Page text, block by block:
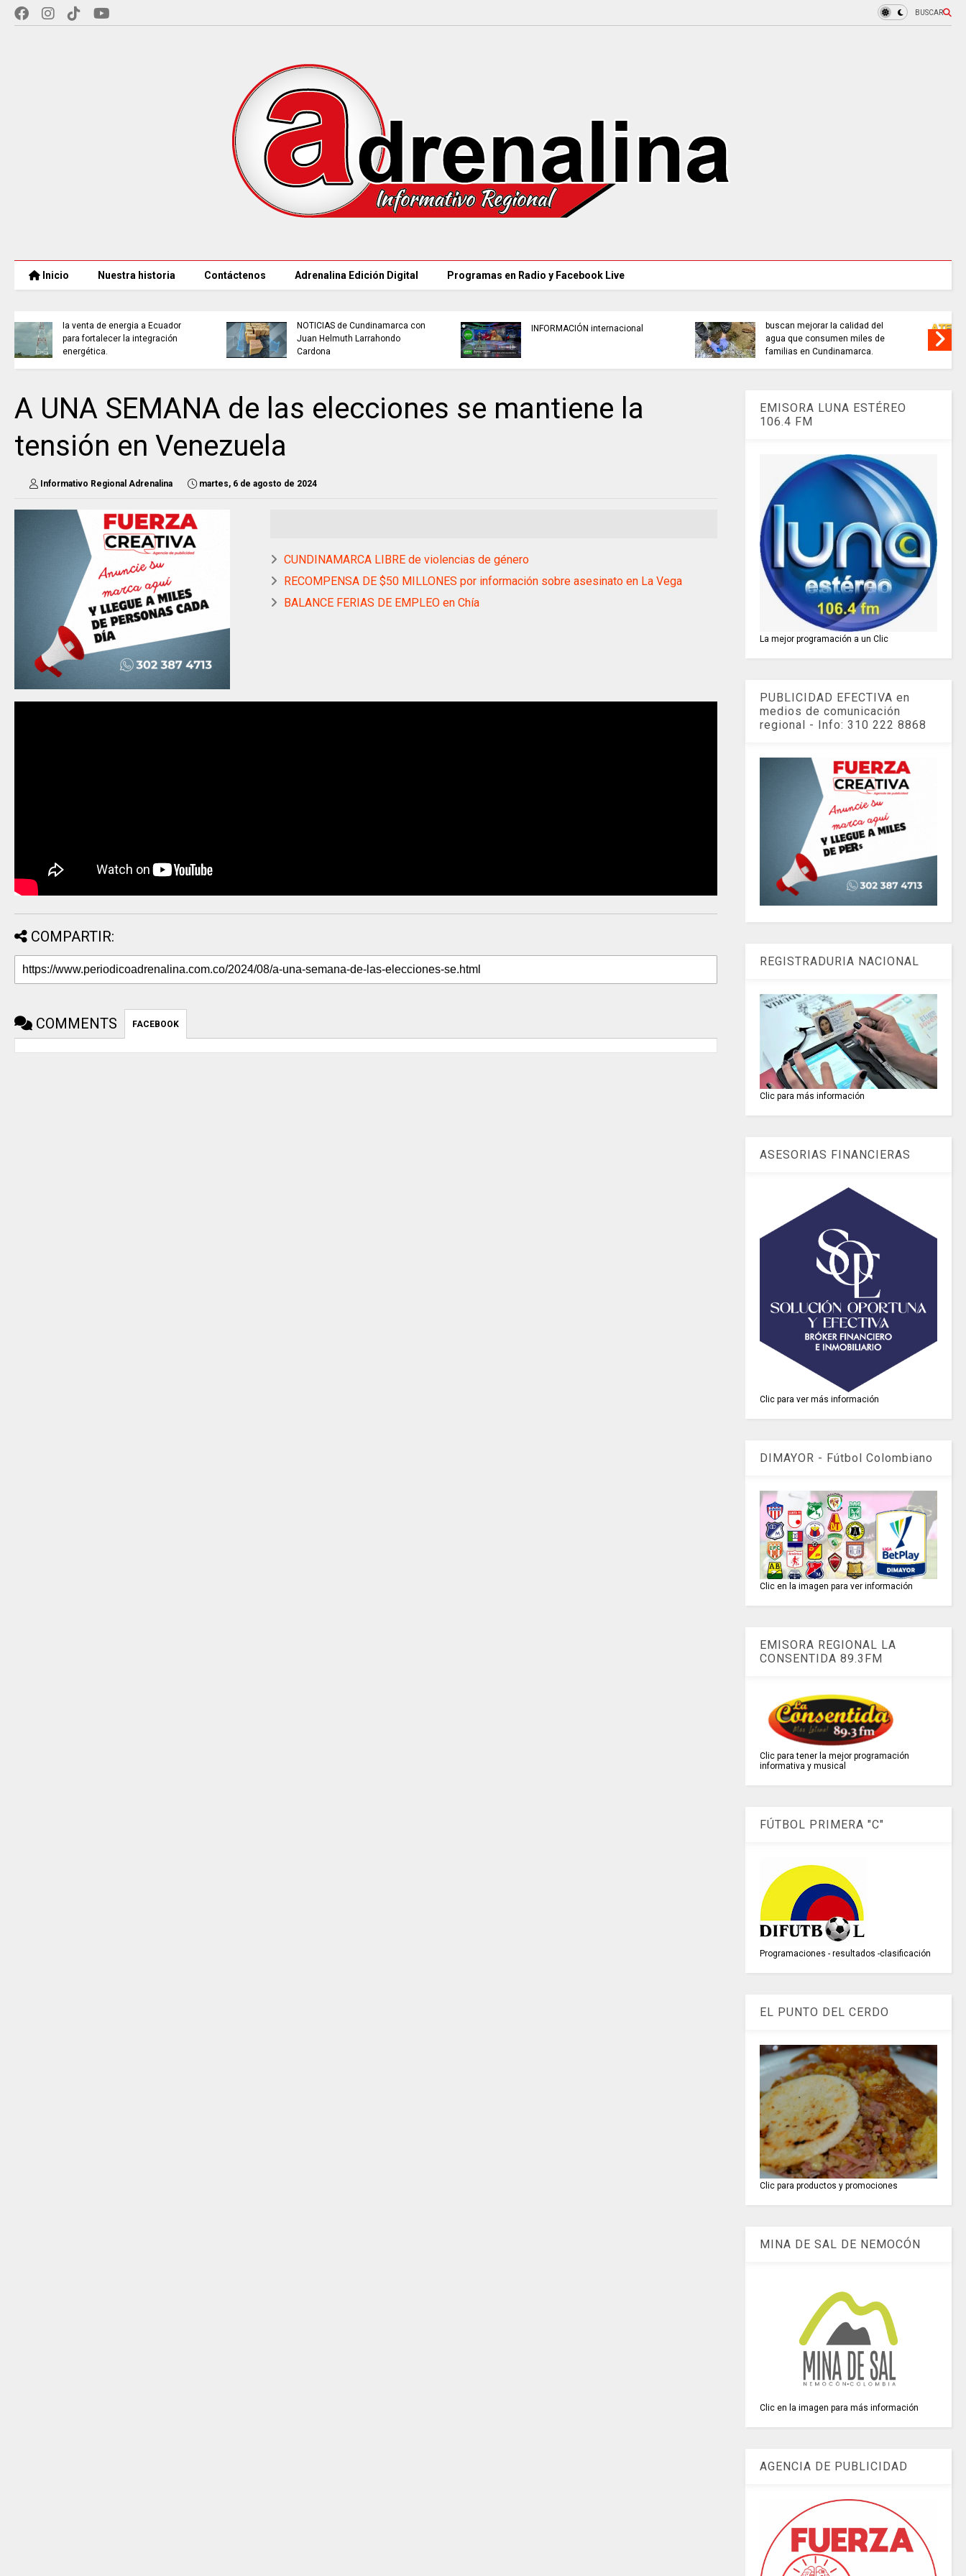
BUSCAR
Inicio Nuestra historia Contáctenos Adrenalina Edición Digital Programas en Radio y Facebook Live
NOTICIAS de Cundinamarca con
Juan Helmuth Larrahondo
Cardona
INFORMACIÓN internacional
buscan mejorar la calidad del
TRABAJO....................si hay //
jueves 6 de agosto de 2026
A UNA SEMANA de las elecciones se mantiene la
tensión en Venezuela
Informativo Regional Adrenalina martes, 6 de agosto de 2024
CUNDINAMARCA LIBRE de violencias de género
RECOMPENSA DE $50 MILLONES por información sobre asesinato en La Vega
BALANCE FERIAS DE EMPLEO en Chía
COMPARTIR:
COMMENTS FACEBOOK
EMISORA LUNA ESTÉREO
106.4 FM
La mejor programación a un Clic
PUBLICIDAD EFECTIVA en
medios de comunicación
regional - Info: 310 222 8868
REGISTRADURIA NACIONAL
Clic para más información
ASESORIAS FINANCIERAS
Clic para ver más información
DIMAYOR - Fútbol Colombiano
Clic en la imagen para ver información
EMISORA REGIONAL LA
CONSENTIDA 89.3FM
Clic para tener la mejor programación
informativa y musical
FÚTBOL PRIMERA "C"
Programaciones - resultados -clasificación
EL PUNTO DEL CERDO
Clic para productos y promociones
MINA DE SAL DE NEMOCÓN
Clic en la imagen para más información
AGENCIA DE PUBLICIDAD